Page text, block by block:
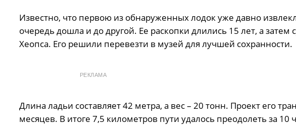
Известно, что первою из обнаруженных лодок уже давно
очередь дошла и до другой. Ее раскопки длились 15 лет, а
Хеопса. Его решили перевезти в музей для лучшей сохранности.
РЕКЛАМА
Длина ладьи составляет 42 метра, а вес – 20 тонн. Проект его
месяцев. В итоге 7,5 километров пути удалось преодолеть за 10